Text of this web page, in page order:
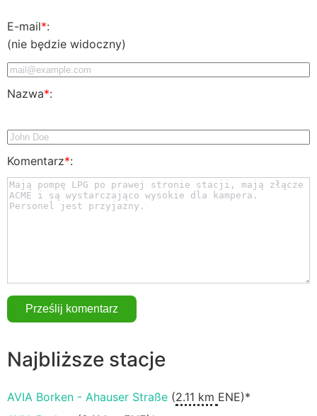
E-mail*:
(nie będzie widoczny)
Nazwa*:
Komentarz*:
Najbliższe stacje
AVIA Borken - Ahauser Straße (2.11 km ENE)*